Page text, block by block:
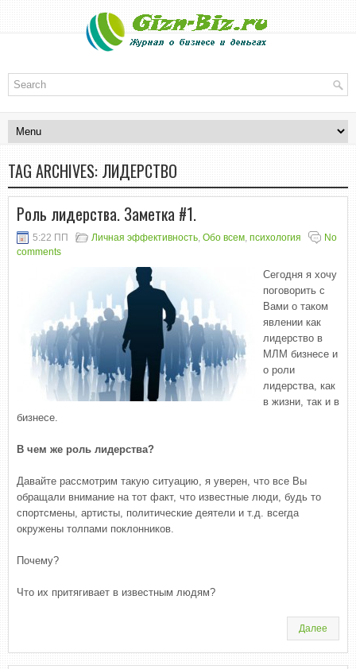
TAG ARCHIVES: ЛИДЕРСТВО
Роль лидерства. Заметка #1.
5:22 ПП Личная эффективность, Обо всем, психология
No
comments
Сегодня я хочу
поговорить с
Вами о таком
явлении как
лидерство в
МЛМ бизнесе и
о роли
лидерства, как
в жизни, так и в
бизнесе.
В чем же роль лидерства?
Давайте рассмотрим такую ситуацию, я уверен, что все Вы
обращали внимание на тот факт, что известные люди, будь то
спортсмены, артисты, политические деятели и т.д. всегда
окружены толпами поклонников.
Почему?
Что их притягивает в известным людям?
Далее